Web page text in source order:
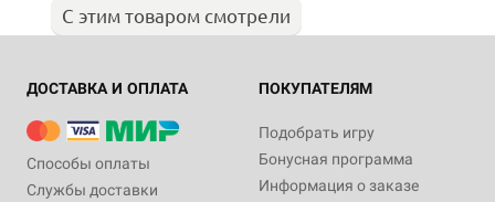
С этим товаром смотрели
ДОСТАВКА И ОПЛАТА
Способы оплаты
Службы доставки
ПОКУПАТЕЛЯМ
Подобрать игру
Бонусная программа
Информация о заказе